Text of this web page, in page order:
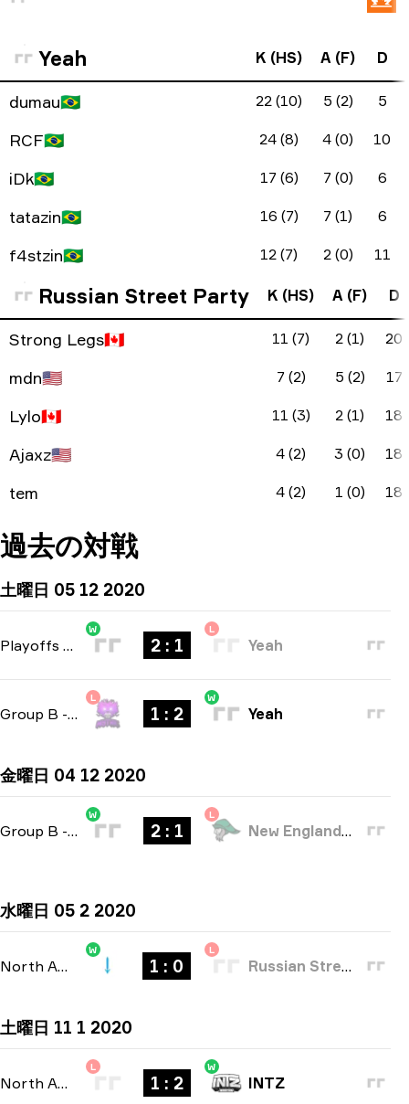
Yeah K (HS) A (F) D
dumau🇧🇷 22 (10) 5 (2) 5
RCF🇧🇷 24 (8) 4 (0) 10
iDk🇧🇷 17 (6) 7 (0) 6
tatazin🇧🇷 16 (7) 7 (1) 6
f4stzin🇧🇷 12 (7) 2 (0) 11
Russian Street Party K (HS) A (F) D
Strong Legs🇨🇦 11 (7) 2 (1) 20
mdn🇺🇸 7 (2) 5 (2) 17
Lylo🇨🇦 11 (3) 2 (1) 18
Ajaxz🇺🇸 4 (2) 3 (0) 18
tem 4 (2) 1 (0) 18
過去の対戦
土曜日 05 12 2020
Playoffs bo3
W
2 : 1
L
Yeah
Group B - bo3
L
1 : 2
W
Yeah
金曜日 04 12 2020
Group B - bo3
W
2 : 1
L
New England Whalers
水曜日 05 2 2020
North America Open Qualifier 2 bo1
W
1 : 0
L
Russian Street Party
土曜日 11 1 2020
North American Open Qualifier -bo3
L
1 : 2
W
INTZ